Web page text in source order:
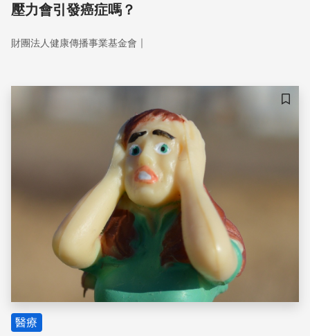
壓力會引發癌症嗎？
財團法人健康傳播事業基金會 ｜
儲存
醫療